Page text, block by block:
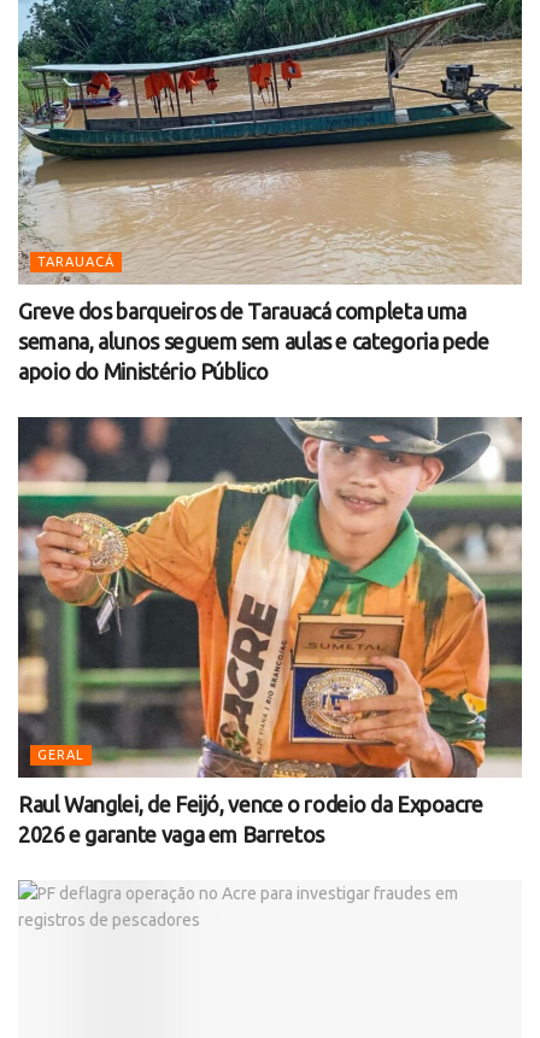
TARAUACÁ
Greve dos barqueiros de Tarauacá completa uma
semana, alunos seguem sem aulas e categoria pede
apoio do Ministério Público
GERAL
Raul Wanglei, de Feijó, vence o rodeio da Expoacre
2026 e garante vaga em Barretos